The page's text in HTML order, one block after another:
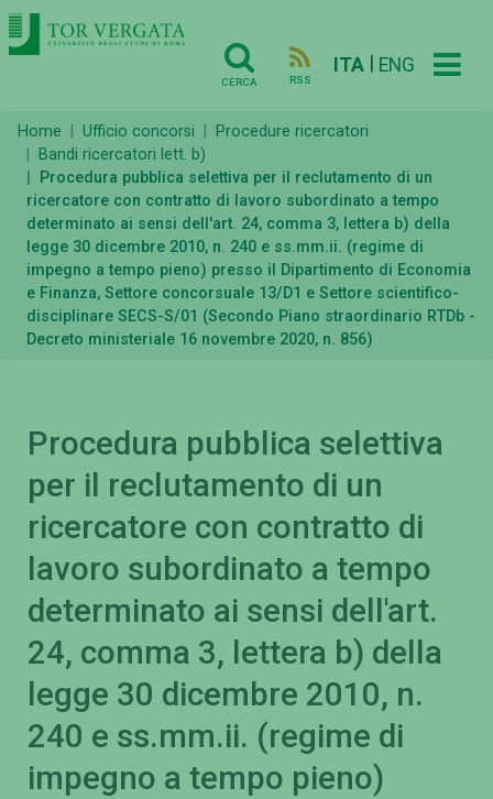
CERCA RSS
ITA ENG
Home Ufficio concorsi
Procedure ricercatori
Bandi ricercatori lett. b)
Procedura pubblica selettiva per il reclutamento di un
ricercatore con contratto di lavoro subordinato a tempo
determinato ai sensi dell'art. 24, comma 3, lettera b) della
legge 30 dicembre 2010, n. 240 e ss.mm.ii. (regime di
impegno a tempo pieno) presso il Dipartimento di Economia
e Finanza, Settore concorsuale 13/D1 e Settore scientifico-
disciplinare SECS-S/01 (Secondo Piano straordinario RTDb -
Decreto ministeriale 16 novembre 2020, n. 856)
Procedura pubblica selettiva
per il reclutamento di un
ricercatore con contratto di
lavoro subordinato a tempo
determinato ai sensi dell'art.
24, comma 3, lettera b) della
legge 30 dicembre 2010, n.
240 e ss.mm.ii. (regime di
impegno a tempo pieno)